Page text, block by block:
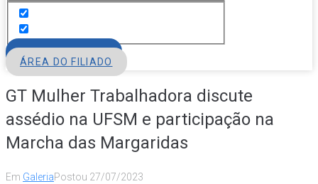
ÁREA DO FILIADO
GT Mulher Trabalhadora discute
assédio na UFSM e participação na
Marcha das Margaridas
Em GaleriaPostou 27/07/2023